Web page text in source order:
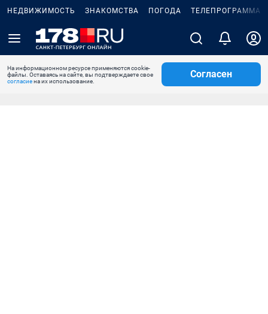
НЕДВИЖИМОСТЬ ЗНАКОМСТВА ПОГОДА ТЕЛЕПРОГРАММА
На информационном ресурсе применяются cookie-
файлы. Оставаясь на сайте, вы подтверждаете свое
согласиена их использование.
Согласен